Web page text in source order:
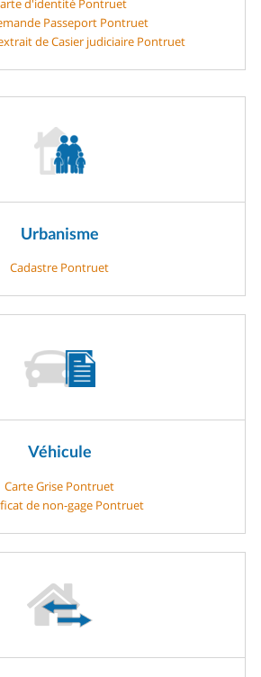
Passeport Pontruet
de Casier judiciaire Pontruet
Urbanisme
Cadastre Pontruet
Véhicule
Carte Grise Pontruet
de non-gage Pontruet